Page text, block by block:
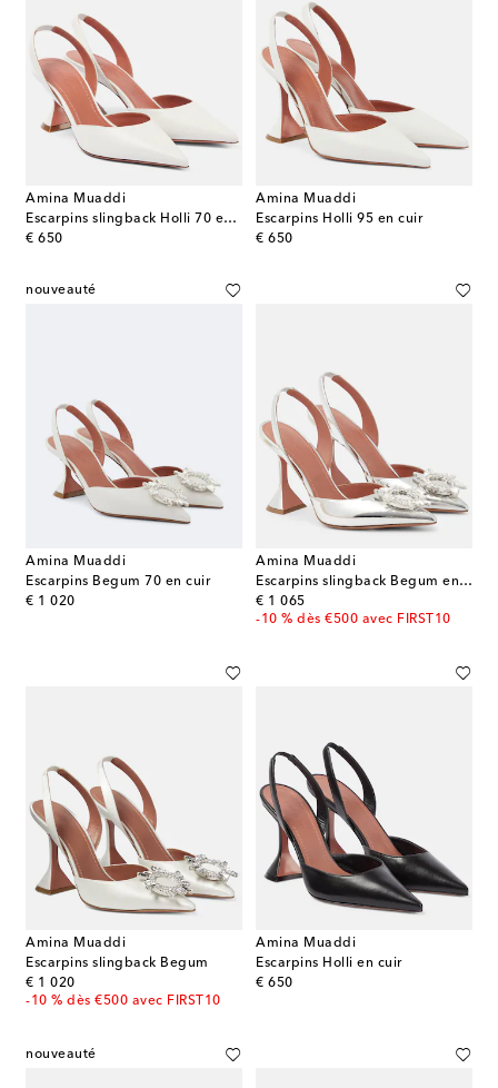
Amina Muaddi
Escarpins slingback Holli 70 en cuir
€ 650
original price
Amina Muaddi
Escarpins Holli 95 en cuir
€ 650
original price
nouveauté
Amina Muaddi
Escarpins Begum 70 en cuir
€ 1 020
original price
Amina Muaddi
Escarpins slingback Begum en cuir effet miroir
€ 1 065
original price
-10 % dès €500 avec FIRST10
Amina Muaddi
Escarpins slingback Begum
€ 1 020
original price
-10 % dès €500 avec FIRST10
Amina Muaddi
Escarpins Holli en cuir
€ 650
original price
nouveauté